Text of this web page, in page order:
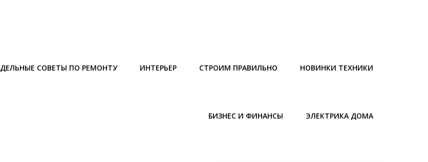
ДЕЛЬНЫЕ СОВЕТЫ ПО РЕМОНТУ ИНТЕРЬЕР СТРОИМ ПРАВИЛЬНО НОВИНКИ ТЕХНИКИ
БИЗНЕС И ФИНАНСЫ ЭЛЕКТРИКА ДОМА